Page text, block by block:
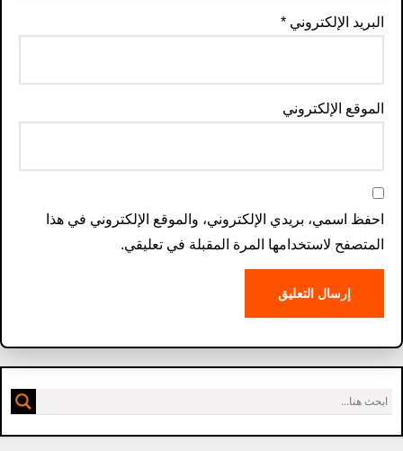
البريد الإلكتروني*
الموقع الإلكتروني
احفظ اسمي، بريدي الإلكتروني، والموقع الإلكتروني في هذا
المتصفح لاستخدامها المرة المقبلة في تعليقي.